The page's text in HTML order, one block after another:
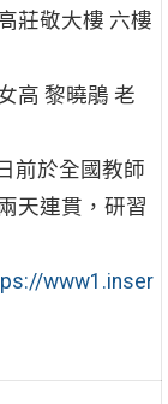
莊敬大樓 六樓
高 黎曉鵑 老
前於全國教師
天連貫，研習
www1.inser